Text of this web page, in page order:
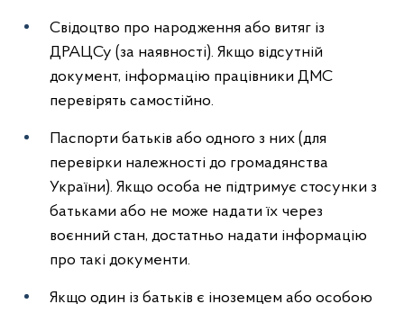
Свідоцтво про народження або витяг із
ДРАЦСу (за наявності). Якщо відсутній
документ, інформацію працівники ДМС
перевірять самостійно.
Паспорти батьків або одного з них (для
перевірки належності до громадянства
України). Якщо особа не підтримує стосунки з
батьками або не може надати їх через
воєнний стан, достатньо надати інформацію
про такі документи.
Якщо один із батьків є іноземцем або особою